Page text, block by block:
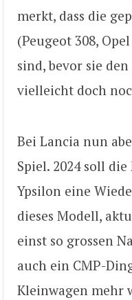
merkt, dass die
(Peugeot 308,
sind, bevor sie
vielleicht doch
Bei Lancia nun
Spiel. 2024 soll
Ypsilon eine
dieses Modell,
einst so grossen
auch ein CMP-
Kleinwagen mehr